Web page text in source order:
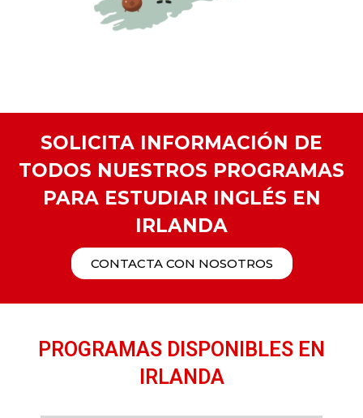
SOLICITA INFORMACIÓN DE
TODOS NUESTROS PROGRAMAS
PARA ESTUDIAR INGLÉS EN
IRLANDA
CONTACTA CON NOSOTROS
PROGRAMAS DISPONIBLES EN
IRLANDA